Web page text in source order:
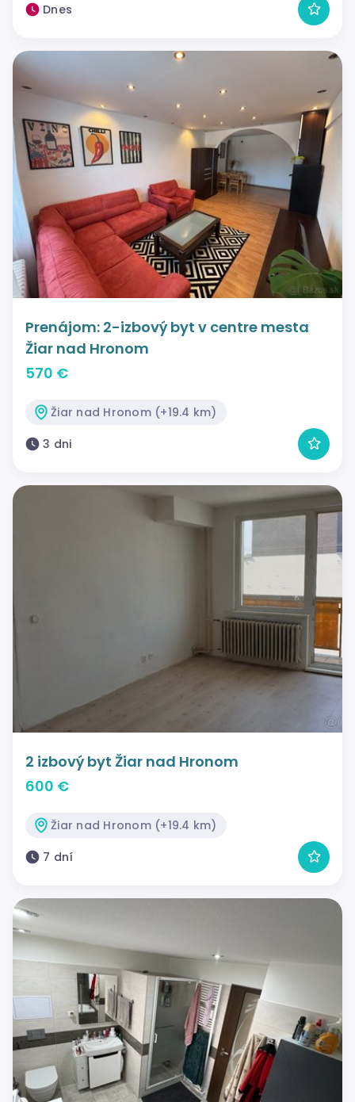
Dnes
Prenájom: 2-izbový byt v centre mesta
Žiar nad Hronom
570 €
Žiar nad Hronom (+19.4 km)
3 dni
2 izbový byt Žiar nad Hronom
600 €
Žiar nad Hronom (+19.4 km)
7 dní